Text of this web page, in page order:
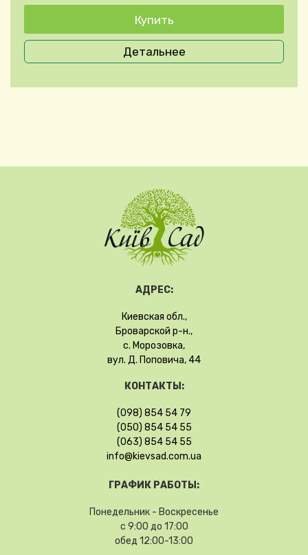
Детальнее
АДРЕС:
Киевская обл.,
Броварской р-н.,
с. Морозовка,
вул. Д. Поповича, 44
КОНТАКТЫ:
(098) 854 54 79
(050) 854 54 55
(063) 854 54 55
info@kievsad.com.ua
ГРАФИК РАБОТЫ:
Понедельник - Воскресенье
с 9:00 до 17:00
обед 12:00-13:00